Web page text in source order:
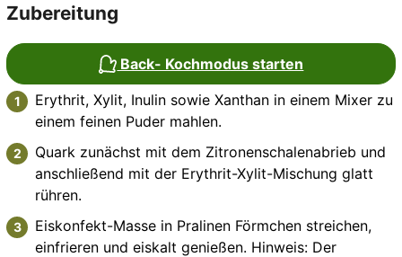
Zubereitung
Back- Kochmodus starten
Erythrit, Xylit, Inulin sowie Xanthan in einem Mixer zu
einem feinen Puder mahlen.
Quark zunächst mit dem Zitronenschalenabrieb und
anschließend mit der Erythrit-Xylit-Mischung glatt
rühren.
Eiskonfekt-Masse in Pralinen Förmchen streichen,
einfrieren und eiskalt genießen. Hinweis: Der